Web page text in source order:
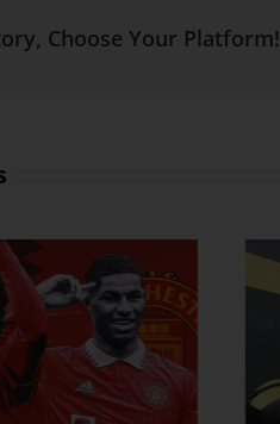
Choose Your Platform!
ရောက် ဗိုက်ခေါက်
အဆီတွေ ချဖို့